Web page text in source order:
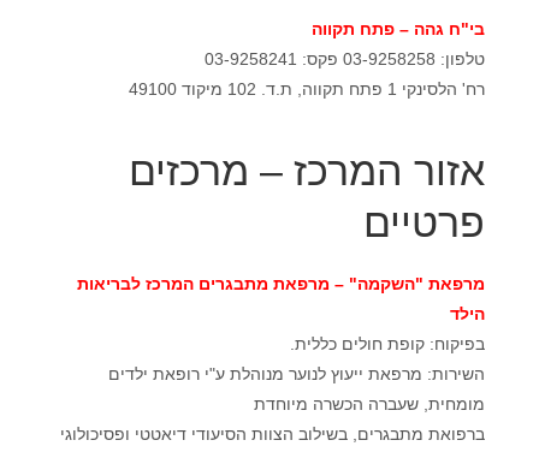
בי"ח גהה – פתח תקווה
טלפון: 03-9258258 פקס: 03-9258241
רח' הלסינקי 1 פתח תקווה, ת.ד. 102 מיקוד 49100
אזור המרכז – מרכזים
פרטיים
מרפאת "השקמה" – מרפאת מתבגרים המרכז לבריאות
הילד
בפיקוח: קופת חולים כללית.
השירות: מרפאת ייעוץ לנוער מנוהלת ע"י רופאת ילדים
מומחית, שעברה הכשרה מיוחדת
ברפואת מתבגרים, בשילוב הצוות הסיעודי דיאטטי ופסיכולוגי